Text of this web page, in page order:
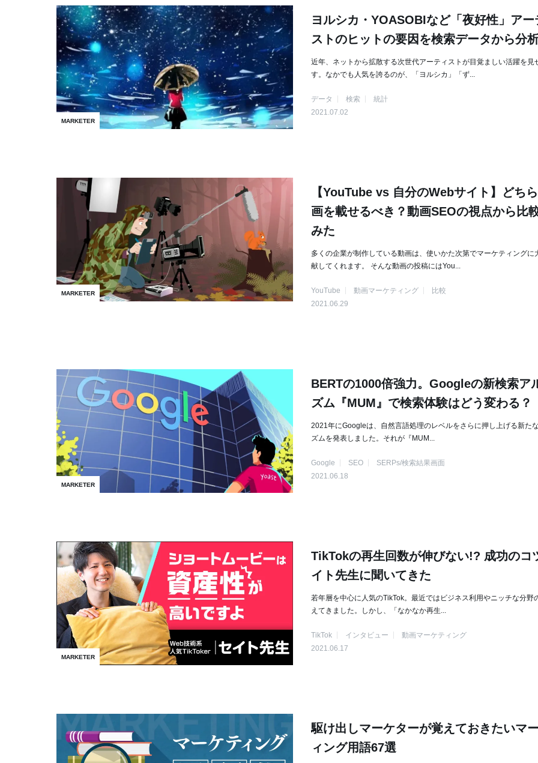
MARKETER
ヨルシカ・YOASOBIなど「夜好性」アー
ストのヒットの要因を検索データから分
近年、ネットから拡散する次世代アーティストが目覚ましい活躍を見
す。なかでも人気を誇るのが、「ヨルシカ」「ず...
データ 検索
統計
2021.07.02
MARKETER
【YouTube vs 自分のWebサイト】どち
画を載せるべき？動画SEOの視点から比
みた
多くの企業が制作している動画は、使いかた次第でマーケティングに
献してくれます。 そんな動画の投稿にはYou...
YouTube 動画マーケティング
比較
2021.06.29
MARKETER
BERTの1000倍強力。Googleの新検索ア
ズム『MUM』で検索体験はどう変わる？
2021年にGoogleは、自然言語処理のレベルをさらに押し上げる新た
ズムを発表しました。それが『MUM...
Google SEO
SERPs/検索結果画面
2021.06.18
MARKETER
TikTokの再生回数が伸びない!? 成功のコ
イト先生に聞いてきた
若年層を中心に人気のTikTok。最近ではビジネス利用やニッチな分野
えてきました。しかし、「なかなか再生...
TikTok インタビュー
動画マーケティング
2021.06.17
駆け出しマーケターが覚えておきたいマ
ィング用語67選